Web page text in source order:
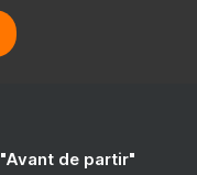
de partir"